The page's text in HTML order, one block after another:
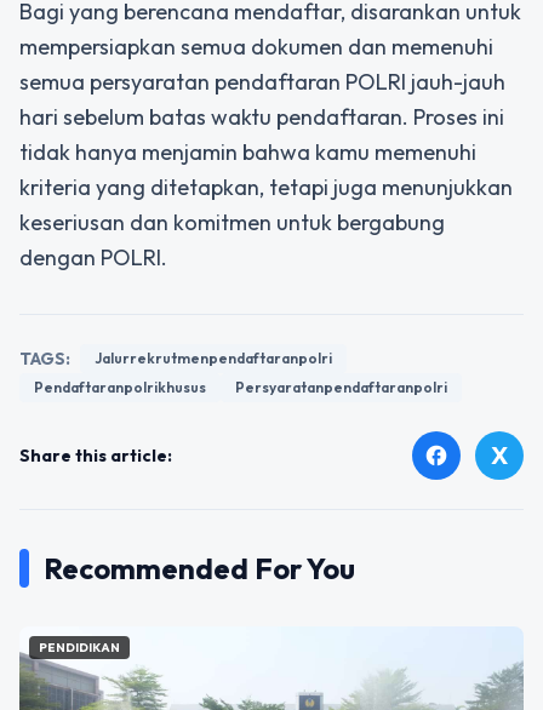
Bagi yang berencana mendaftar, disarankan untuk
mempersiapkan semua dokumen dan memenuhi
semua persyaratan pendaftaran POLRI jauh-jauh
hari sebelum batas waktu pendaftaran. Proses ini
tidak hanya menjamin bahwa kamu memenuhi
kriteria yang ditetapkan, tetapi juga menunjukkan
keseriusan dan komitmen untuk bergabung
dengan POLRI.
TAGS:
Jalurrekrutmenpendaftaranpolri
Pendaftaranpolrikhusus
Persyaratanpendaftaranpolri
Share this article: facebook X
Recommended For You
PENDIDIKAN